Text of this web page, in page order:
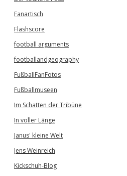
Fanartisch
Flashscore
football arguments
footballandgeography
FußballFanFotos
Fußballmuseen
Im Schatten der Tribüne
In voller Länge
Janus' kleine Welt
Jens Weinreich
Kickschuh-Blog